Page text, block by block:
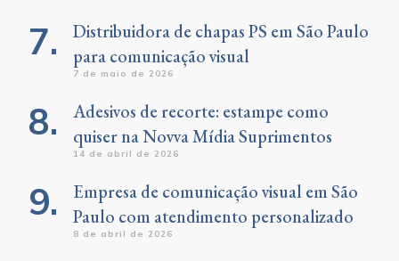
Distribuidora de chapas PS em São Paulo
para comunicação visual
7 de maio de 2026
Adesivos de recorte: estampe como
quiser na Novva Mídia Suprimentos
14 de abril de 2026
Empresa de comunicação visual em São
Paulo com atendimento personalizado
8 de abril de 2026